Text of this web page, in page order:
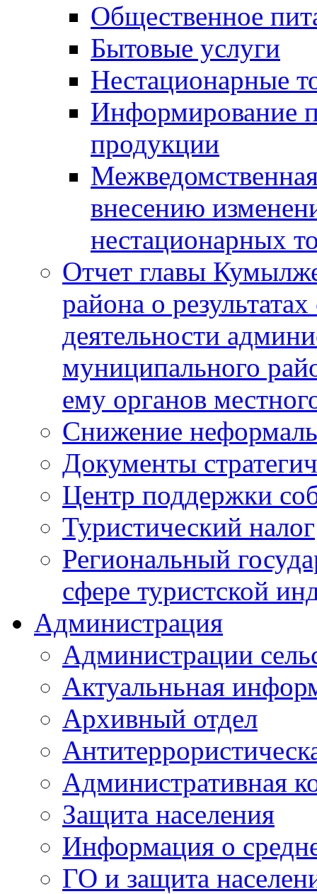
Общественное
Бытовые услуги
Нестационарные
Информирование
продукции
внесению
нестационарных
Отчет главы
района о
деятельности
муниципального
ему органов
Снижение
Документы
Центр поддержки
Туристический налог
Региональный
сфере туристской
Администрация
Администрации
Актуальньная
Архивный отдел
Административная
Защита населения
Информация о
ГО и защита